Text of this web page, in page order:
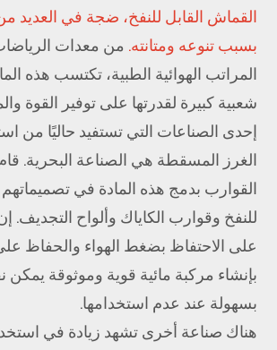
القماش القابل للنفخ، ضجة في العديد
بسبب تنوعه ومتانته. من معدات
المراتب الهوائية الطبية، تكتسب هذه
شعبية كبيرة لقدرتها على توفير القوة
إحدى الصناعات التي تستفيد حاليًا من
الغرز المسقطة هي الصناعة البحرية.
القوارب بدمج هذه المادة في تصميماتهم
للنفخ وقوارب الكاياك وألواح التجديف.
على الاحتفاظ بضغط الهواء والحفاظ
بإنشاء مركبة مائية قوية وموثوقة يمكن
بسهولة عند عدم استخدامها.
هناك صناعة أخرى تشهد زيادة في